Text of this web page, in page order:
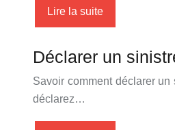
Lire la suite
Déclarer un
Savoir comment déclarer
déclarez…